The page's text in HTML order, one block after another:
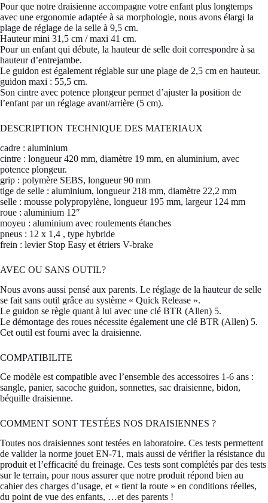
Pour que notre draisienne accompagne votre enfant plus longtemps
avec une ergonomie adaptée à sa morphologie, nous avons élargi la
plage de réglage de la selle à 9,5 cm.
Hauteur mini 31,5 cm / maxi 41 cm.
Pour un enfant qui débute, la hauteur de selle doit correspondre à sa
hauteur d’entrejambe.
Le guidon est également réglable sur une plage de 2,5 cm en hauteur.
guidon maxi : 55,5 cm.
Son cintre avec potence plongeur permet d’ajuster la position de
l’enfant par un réglage avant/arrière (5 cm).
DESCRIPTION TECHNIQUE DES MATERIAUX
cadre : aluminium
cintre : longueur 420 mm, diamètre 19 mm, en aluminium, avec
potence plongeur.
grip : polymère SEBS, longueur 90 mm
tige de selle : aluminium, longueur 218 mm, diamètre 22,2 mm
selle : mousse polypropylène, longueur 195 mm, largeur 124 mm
roue : aluminium 12″
moyeu : aluminium avec roulements étanches
pneus : 12 x 1,4 , type hybride
frein : levier Stop Easy et étriers V-brake
AVEC OU SANS OUTIL?
Nous avons aussi pensé aux parents. Le réglage de la hauteur de selle
se fait sans outil grâce au système « Quick Release ».
Le guidon se règle quant à lui avec une clé BTR (Allen) 5.
Le démontage des roues nécessite également une clé BTR (Allen) 5.
Cet outil est fourni avec la draisienne.
COMPATIBILITE
Ce modèle est compatible avec l’ensemble des accessoires 1-6 ans :
sangle, panier, sacoche guidon, sonnettes, sac draisienne, bidon,
béquille draisienne.
COMMENT SONT TESTÉES NOS DRAISIENNES ?
Toutes nos draisiennes sont testées en laboratoire. Ces tests permettent
de valider la norme jouet EN-71, mais aussi de vérifier la résistance du
produit et l’efficacité du freinage. Ces tests sont complétés par des tests
sur le terrain, pour nous assurer que notre produit répond bien au
cahier des charges d’usage, et « tient la route » en conditions réelles,
du point de vue des enfants, …et des parents !